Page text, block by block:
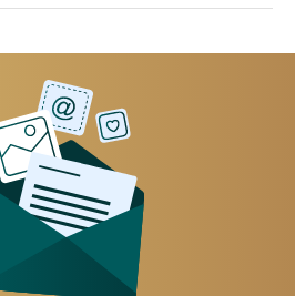
Skoda Superb. Wir holen Sie
bei Buchung angegeben
und Kollegen stehen für
zur Verfügung.